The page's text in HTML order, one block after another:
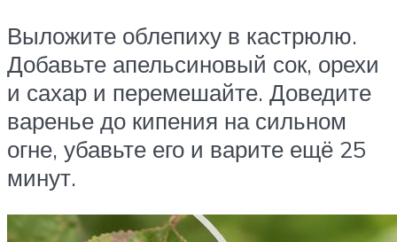
Выложите облепиху в кастрюлю.
Добавьте апельсиновый сок, орехи
и сахар и перемешайте. Доведите
варенье до кипения на сильном
огне, убавьте его и варите ещё 25
минут.